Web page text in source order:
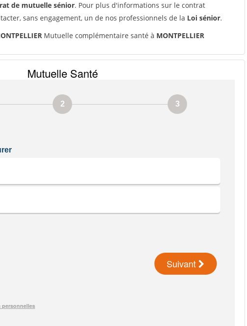
de mutuelle sénior. Pour plus d'informations sur le contrat
sans engagement, un de nos professionnels de la Loi sénior.
Mutuelle complémentaire santé à MONTPELLIER